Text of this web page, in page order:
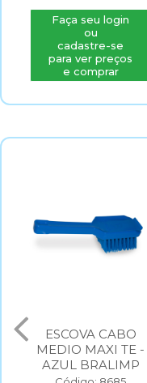
Faça seu login
ou
cadastre-se
para ver preços
e comprar
ESCOVA CABO
MEDIO MAXI TE -
AZUL BRALIMP